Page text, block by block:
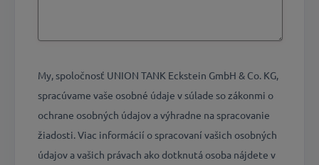
My, spoločnosť UNION TANK Eckstein GmbH & Co. KG,
spracúvame vaše osobné údaje v súlade so zákonmi o
ochrane osobných údajov a výhradne na spracovanie
žiadosti. Viac informácií o spracovaní vašich osobných
údajov a vašich právach ako dotknutá osoba nájdete v